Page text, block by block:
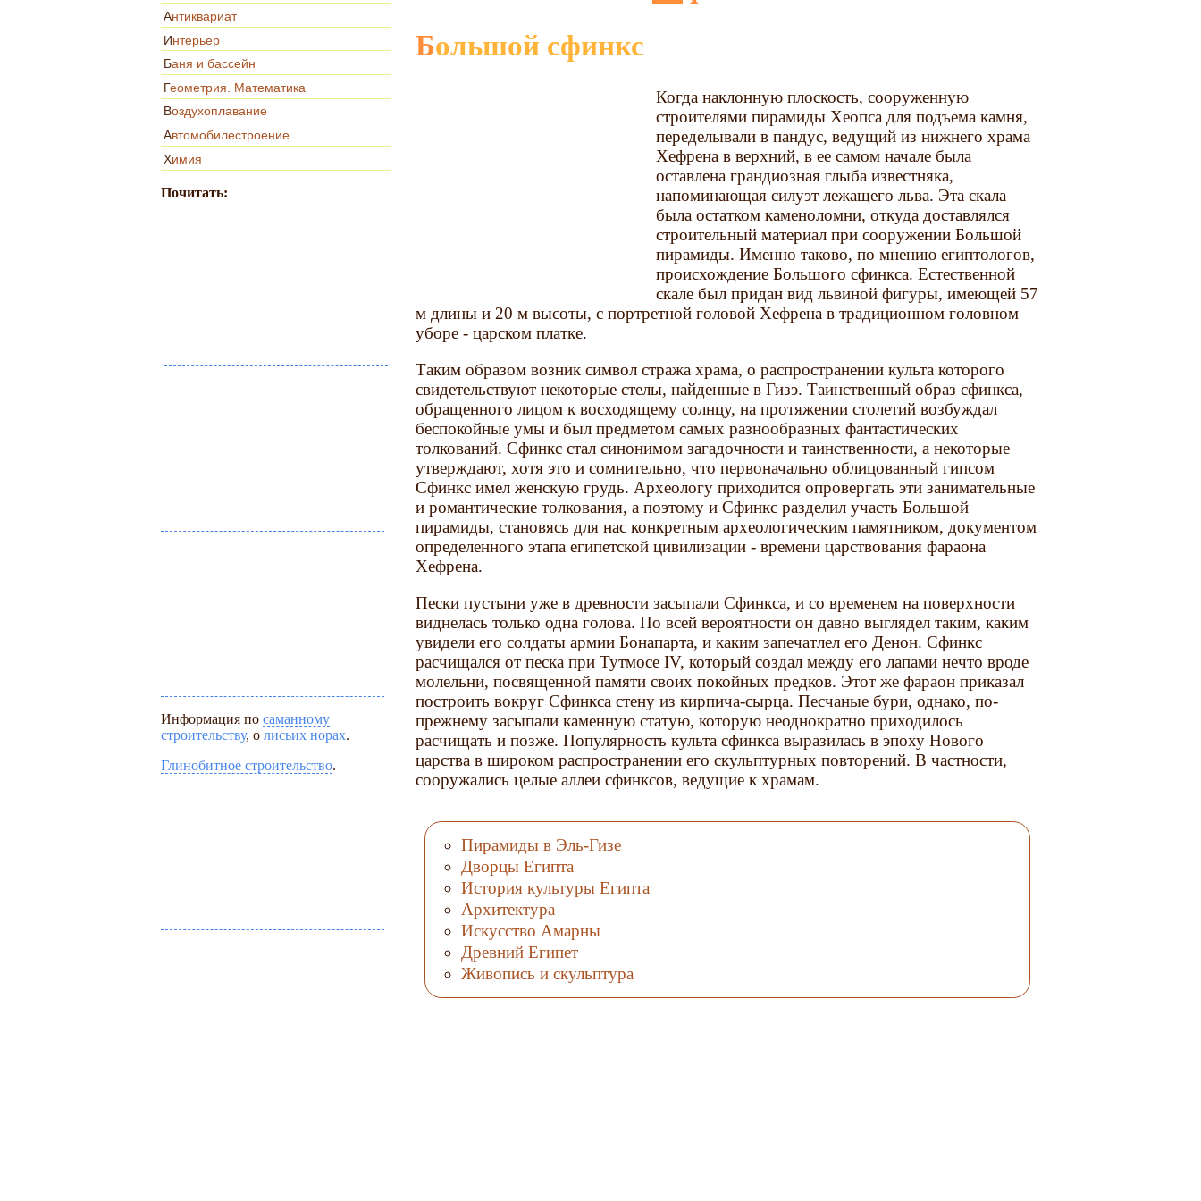
Антиквариат
Интерьер
Баня и бассейн
Геометрия. Математика
Воздухоплавание
Автомобилестроение
Химия
Почитать:
Информация по саманному
строительству, о лисьих норах.
Глинобитное строительство.
Большой сфинкс
Когда наклонную плоскость, сооруженную
строителями пирамиды Хеопса для подъема камня,
переделывали в пандус, ведущий из нижнего храма
Хефрена в верхний, в ее самом начале была
оставлена грандиозная глыба известняка,
напоминающая силуэт лежащего льва. Эта скала
была остатком каменоломни, откуда доставлялся
строительный материал при сооружении Большой
пирамиды. Именно таково, по мнению египтологов,
происхождение Большого сфинкса. Естественной
скале был придан вид львиной фигуры, имеющей 57
м длины и 20 м высоты, с портретной головой Хефрена в традиционном головном
уборе - царском платке.
Таким образом возник символ стража храма, о распространении культа которого
свидетельствуют некоторые стелы, найденные в Гизэ. Таинственный образ сфинкса,
обращенного лицом к восходящему солнцу, на протяжении столетий возбуждал
беспокойные умы и был предметом самых разнообразных фантастических
толкований. Сфинкс стал синонимом загадочности и таинственности, а некоторые
утверждают, хотя это и сомнительно, что первоначально облицованный гипсом
Сфинкс имел женскую грудь. Археологу приходится опровергать эти занимательные
и романтические толкования, а поэтому и Сфинкс разделил участь Большой
пирамиды, становясь для нас конкретным археологическим памятником, документом
определенного этапа египетской цивилизации - времени царствования фараона
Хефрена.
Пески пустыни уже в древности засыпали Сфинкса, и со временем на поверхности
виднелась только одна голова. По всей вероятности он давно выглядел таким, каким
увидели его солдаты армии Бонапарта, и каким запечатлел его Денон. Сфинкс
расчищался от песка при Тутмосе IV, который создал между его лапами нечто вроде
молельни, посвященной памяти своих покойных предков. Этот же фараон приказал
построить вокруг Сфинкса стену из кирпича-сырца. Песчаные бури, однако, по-
прежнему засыпали каменную статую, которую неоднократно приходилось
расчищать и позже. Популярность культа сфинкса выразилась в эпоху Нового
царства в широком распространении его скульптурных повторений. В частности,
сооружались целые аллеи сфинксов, ведущие к храмам.
Пирамиды в Эль-Гизе
Дворцы Египта
История культуры Египта
Архитектура
Искусство Амарны
Древний Египет
Живопись и скульптура